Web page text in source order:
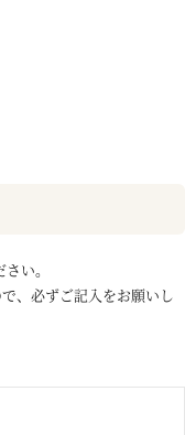
い。
、必ずご記入をお願いし